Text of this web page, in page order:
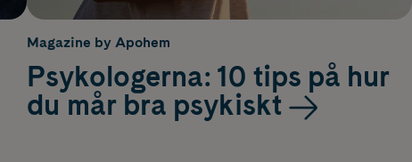
Magazine by Apohem
Psykologerna: 10 tips på hur
du mår bra psykiskt